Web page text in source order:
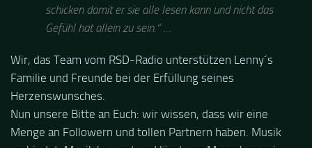
schicken damit er sie alle lesen kann und nicht das
Gefühl hat allein zu sein.“ …
Wir, das Team vom RSD-Radio unterstützen Lenny´s
Familie und Freunde bei der Erfüllung seines
Herzenswunsches.
Nun unsere Bitte an Euch: wir wissen, dass wir eine
Menge an Followern und tollen Partnern haben. Musik